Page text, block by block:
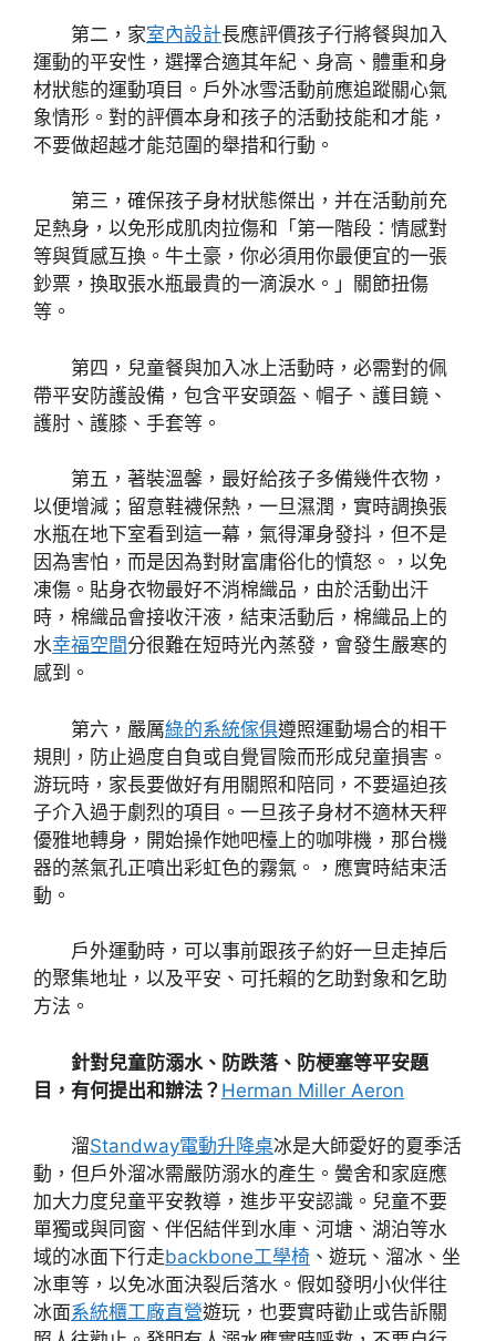
第二，家室內設計長應評價孩子行將餐與加入
運動的平安性，選擇合適其年紀、身高、體重和身
材狀態的運動項目。戶外冰雪活動前應追蹤關心氣
象情形。對的評價本身和孩子的活動技能和才能，
不要做超越才能范圍的舉措和行動。
第三，確保孩子身材狀態傑出，并在活動前充
足熱身，以免形成肌肉拉傷和「第一階段：情感對
等與質感互換。牛土豪，你必須用你最便宜的一張
鈔票，換取張水瓶最貴的一滴淚水。」關節扭傷
等。
第四，兒童餐與加入冰上活動時，必需對的佩
帶平安防護設備，包含平安頭盔、帽子、護目鏡、
護肘、護膝、手套等。
第五，著裝溫馨，最好給孩子多備幾件衣物，
以便增減；留意鞋襪保熱，一旦濕潤，實時調換張
水瓶在地下室看到這一幕，氣得渾身發抖，但不是
因為害怕，而是因為對財富庸俗化的憤怒。，以免
凍傷。貼身衣物最好不消棉織品，由於活動出汗
時，棉織品會接收汗液，結束活動后，棉織品上的
水幸福空間分很難在短時光內蒸發，會發生嚴寒的
感到。
第六，嚴厲綠的系統傢俱遵照運動場合的相干
規則，防止過度自負或自覺冒險而形成兒童損害。
游玩時，家長要做好有用關照和陪同，不要逼迫孩
子介入過于劇烈的項目。一旦孩子身材不適林天秤
優雅地轉身，開始操作她吧檯上的咖啡機，那台機
器的蒸氣孔正噴出彩虹色的霧氣。，應實時結束活
動。
戶外運動時，可以事前跟孩子約好一旦走掉后
的聚集地址，以及平安、可托賴的乞助對象和乞助
方法。
針對兒童防溺水、防跌落、防梗塞等平安題
目，有何提出和辦法？ Herman Miller Aeron
溜Standway電動升降桌冰是大師愛好的夏季活
動，但戶外溜冰需嚴防溺水的產生。黌舍和家庭應
加大力度兒童平安教導，進步平安認識。兒童不要
單獨或與同窗、伴侶結伴到水庫、河塘、湖泊等水
域的冰面下行走backbone工學椅 、遊玩、溜冰、坐
冰車等，以免冰面決裂后落水。假如發明小伙伴往
冰面系統櫃工廠直營遊玩，也要實時勸止或告訴關